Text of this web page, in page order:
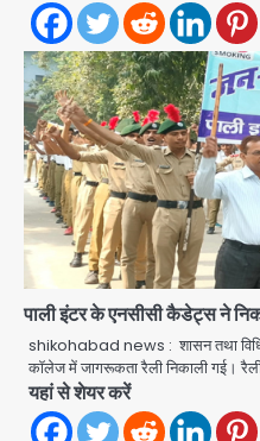
पाली इंटर के एनसीसी कैडेट्स ने
shikohabad news : शासन तथा
कॉलेज में जागरूकता रैली निकाली गई।
यहां से शेयर करें
3
28 साल
फरार
Team JHJ
4
डबल मर्डर
के हत्थे
Team JHJ